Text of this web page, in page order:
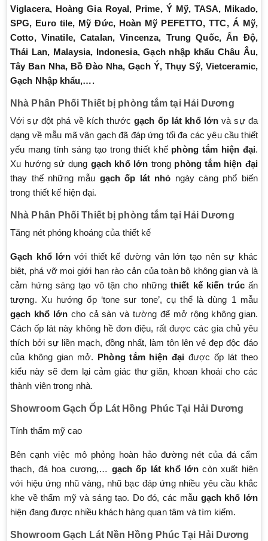
Viglacera, Hoàng Gia Royal, Prime, Ý Mỹ, TASA, Mikado,
SPG, Euro tile, Mỹ Đức, Hoàn Mỹ PEFETTO, TTC, Á Mỹ,
Cotto, Vinatile, Catalan, Vincenza, Trung Quốc, Ấn Độ,
Thái Lan, Malaysia, Indonesia, Gạch nhập khẩu Châu Âu,
Tây Ban Nha, Bồ Đào Nha, Gạch Ý, Thụy Sỹ, Vietceramic,
Gạch Nhập khẩu,….
Nhà Phân Phối Thiết bị phòng tắm tại Hải Dương
Với sự đột phá về kích thướcgạch ốp lát khổ lớn và sự đa
dạng về mẫu mã vân gạch đã đáp ứng tối đa các yêu cầu thiết
yếu mang tính sáng tạo trong thiết khế phòng tắm hiện đại.
Xu hướng sử dụng gạch khổ lớn trong phòng tắm hiện đại
thay thế những mẫu gạch ốp lát nhỏ ngày càng phổ biến
trong thiết kế hiện đại.
Nhà Phân Phối Thiết bị phòng tắm tại Hải Dương
Tăng nét phóng khoáng của thiết kế
Gạch khổ lớn với thiết kế đường vân lớn tạo nên sự khác
biệt, phá vỡ mọi giới hạn rào cản của toàn bộ không gian và là
cảm hứng sáng tạo vô tận cho nhữngthiết kế kiến trúc ấn
tượng. Xu hướng ốp ‘tone sur tone’, cụ thể là dùng 1 mẫu
gạch khổ lớn cho cả sàn và tường để mở rộng không gian.
Cách ốp lát này không hề đơn điệu, rất được các gia chủ yêu
thích bởi sự liền mạch, đồng nhất, làm tôn lên vẻ đẹp độc đáo
của không gian mở. Phòng tắm hiện đạiđược ốp lát theo
kiểu này sẽ đem lại cảm giác thư giãn, khoan khoái cho các
thành viên trong nhà.
Showroom Gạch Ốp Lát Hồng Phúc Tại Hải Dương
Tính thẩm mỹ cao
Bên cạnh việc mô phỏng hoàn hảo đường nét của đá cẩm
thạch, đá hoa cương,… gạch ốp lát khổ lớncòn xuất hiện
với hiệu ứng nhũ vàng, nhũ bạc đáp ứng nhiều yêu cầu khắc
khe về thẩm mỹ và sáng tạo. Do đó, các mẫu gạch khổ lớn
hiện đang được nhiều khách hàng quan tâm và tìm kiếm.
Showroom Gạch Lát Nền Hồng Phúc Tại Hải Dương